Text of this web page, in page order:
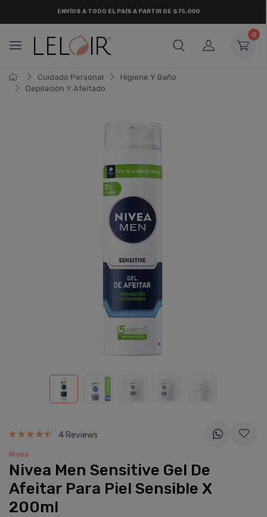
0
Cuidado Personal
Higiene Y Baño
Depilación Y Afeitado
4 Reviews
Nivea
Nivea Men Sensitive Gel De
Afeitar Para Piel Sensible X
200ml